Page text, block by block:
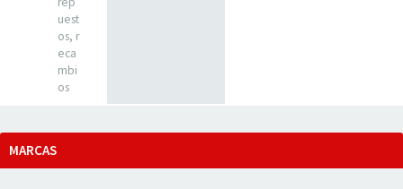
uest
os, r
eca
mbi
os
MARCAS